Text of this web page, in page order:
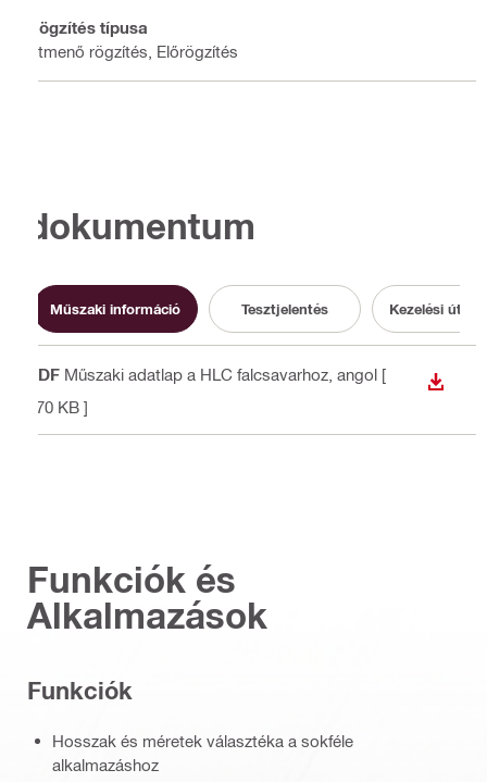
Rögzítés típusa
Átmenő rögzítés, Előrögzítés
dokumentum
Műszaki információ Tesztjelentés Kezelési
PDF Műszaki adatlap a HLC falcsavarhoz , angol [
570 KB ]
Funkciók és
Alkalmazások
Funkciók
Hosszak és méretek választéka a sokféle
alkalmazáshoz